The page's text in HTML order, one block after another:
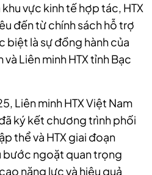
vực kinh tế hợp tác, HTX
đến từ chính sách hỗ trợ
biệt là sự đồng hành của
và Liên minh HTX tỉnh Bạc
Liên minh HTX Việt Nam
ký kết chương trình phối
thể và HTX giai đoạn
ngoặt quan trọng
năng lực và hiệu quả